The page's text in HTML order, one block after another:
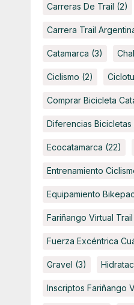
Carreras De Trail (2)
Carrera Trail
Catamarca (3)
Ciclismo (2)
Comprar Bicicleta
Diferencias Bicicletas
Ecocatamarca (22)
Entrenamiento
Equipamiento
Fariñango Virtual Trail
Fuerza Excéntrica
Gravel (3)
Inscriptos Fariñango